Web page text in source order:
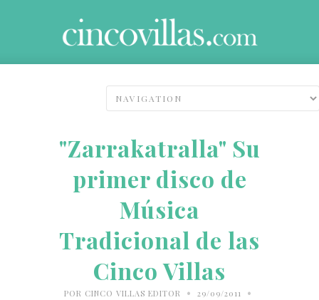
"Zarrakatralla" Su
primer disco de
Música
Tradicional de las
Cinco Villas
POR CINCO VILLAS EDITOR • 29/09/2011 •